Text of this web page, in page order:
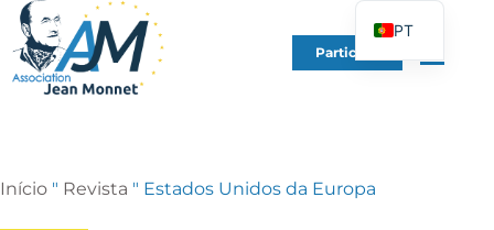
Participe
Início " Revista " Estados Unidos da Europa
PT
FR